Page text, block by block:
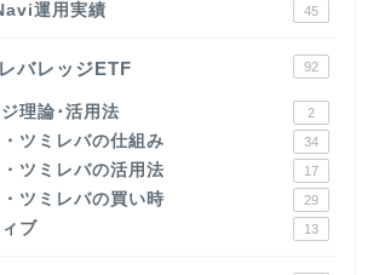
運用実績 45
バレッジETF 92
理論･活用法 2
ツミレバの仕組み 34
ツミレバの活用法 17
ツミレバの買い時 29
ブ 13